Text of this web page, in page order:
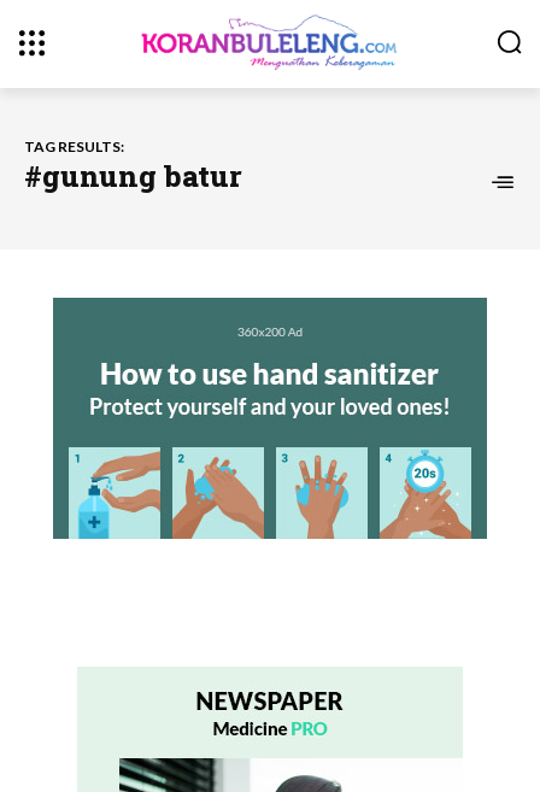
TAG RESULTS:
#gunung batur